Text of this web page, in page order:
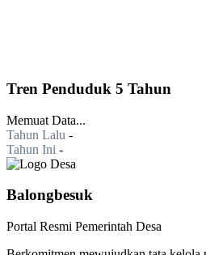
Tren Penduduk 5 Tahun
Memuat Data...
Tahun Lalu -
Tahun Ini -
Balongbesuk
Portal Resmi Pemerintah Desa